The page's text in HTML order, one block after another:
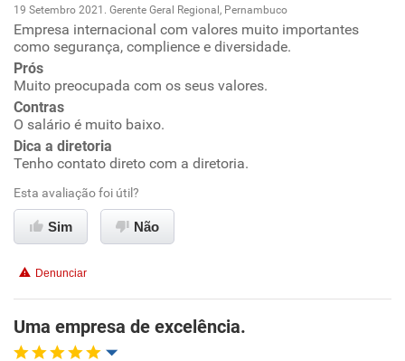
Oportunidade de promoção
Ambiente de trabalho
Conciliação com a vida familiar
Benefícios
Recomenda esta empresa
Recomenda a diretoria
19 Setembro 2021. Gerente Geral Regional, Pernambuco
Empresa internacional com valores muito importantes
como segurança, complience e diversidade.
Prós
Muito preocupada com os seus valores.
Contras
O salário é muito baixo.
Dica a diretoria
Tenho contato direto com a diretoria.
Esta avaliação foi útil?
Sim Não
Denunciar
Uma empresa de excelência.